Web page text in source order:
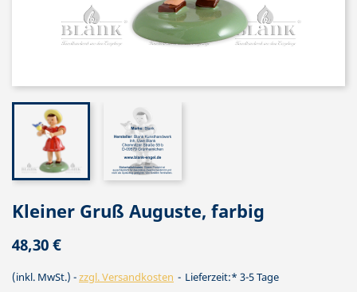
Kleiner Gruß Auguste, farbig
48,30 €
(inkl. MwSt.) zzgl. Versandkosten Lieferzeit:* 3-5 Tage